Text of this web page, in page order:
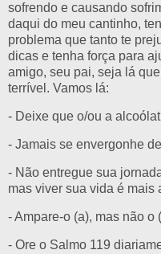
sofrendo e causando
daqui do meu cantinho,
problema que tanto te
dicas e tenha força para
amigo, seu pai, seja lá
terrível. Vamos lá:
- Deixe que o/ou a
- Jamais se envergonhe
- Não entregue sua
mas viver sua vida é mais
- Ampare-o (a), mas não o
- Ore o Salmo 119